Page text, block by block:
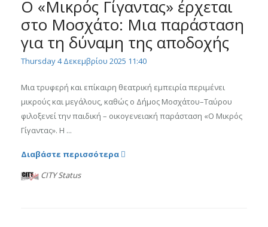
Ο «Μικρός Γίγαντας» έρχεται
στο Μοσχάτο: Μια παράσταση
για τη δύναμη της αποδοχής
Thursday 4 Δεκεμβρίου 2025 11:40
Μια τρυφερή και επίκαιρη θεατρική εμπειρία περιμένει
μικρούς και μεγάλους, καθώς ο Δήμος Μοσχάτου–Ταύρου
φιλοξενεί την παιδική – οικογενειακή παράσταση «Ο Μικρός
Γίγαντας». Η ...
Διαβάστε περισσότερα
CITY Status